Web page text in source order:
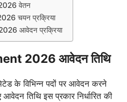
वेतन
चयन प्रक्रिया
आवेदन प्रक्रिया
2026 आवेदन तिथि
के विभिन्न पदों पर आवेदन करने
आवेदन तिथि इस प्रकार निर्धारित की